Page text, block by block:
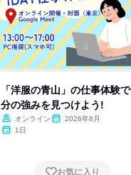
「洋服の青山」の仕事体験
分の強みを見つけよう!
オンライン
2026年8月
1日
お気に入り